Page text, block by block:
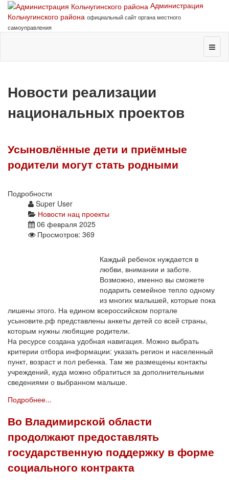
Администрация
Кольчугинского района официальный сайт органа местного
самоуправления
Новости реализации
национальных проектов
Усыновлённые дети и приёмные
родители могут стать родными
Подробности
Super User
Новости нац проекты
06 февраля 2025
Просмотров: 369
Каждый ребенок нуждается в
любви, внимании и заботе.
Возможно, именно вы сможете
подарить семейное тепло одному
из многих малышей, которые пока
лишены этого. На едином всероссийском портале
усыновите.рф представлены анкеты детей со всей страны,
которым нужны любящие родители.
На ресурсе создана удобная навигация. Можно выбрать
критерии отбора информации: указать регион и населенный
пункт, возраст и пол ребенка. Там же размещены контакты
учреждений, куда можно обратиться за дополнительными
сведениями о выбранном малыше.
Подробнее...
Во Владимирской области
продолжают предоставлять
государственную поддержку в форме
социального контракта